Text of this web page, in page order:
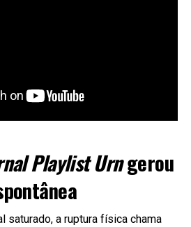
Playlist Urngerou
saturado, a ruptura física chama